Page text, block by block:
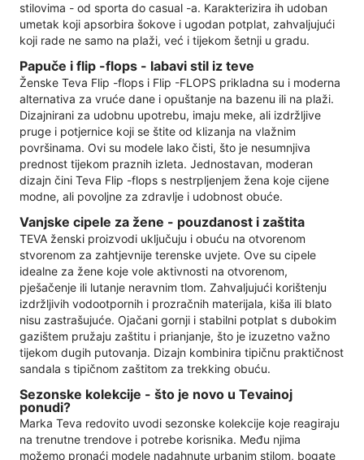
stilovima - od sporta do casual -a. Karakterizira ih udoban
umetak koji apsorbira šokove i ugodan potplat, zahvaljujući
koji rade ne samo na plaži, već i tijekom šetnji u gradu.
Papuče i flip -flops - labavi stil iz teve
Ženske Teva Flip -flops i Flip -FLOPS prikladna su i moderna
alternativa za vruće dane i opuštanje na bazenu ili na plaži.
Dizajnirani za udobnu upotrebu, imaju meke, ali izdržljive
pruge i potjernice koji se štite od klizanja na vlažnim
površinama. Ovi su modele lako čisti, što je nesumnjiva
prednost tijekom praznih izleta. Jednostavan, moderan
dizajn čini Teva Flip -flops s nestrpljenjem žena koje cijene
modne, ali povoljne za zdravlje i udobnost obuće.
Vanjske cipele za žene - pouzdanost i zaštita
TEVA ženski proizvodi uključuju i obuću na otvorenom
stvorenom za zahtjevnije terenske uvjete. Ove su cipele
idealne za žene koje vole aktivnosti na otvorenom,
pješačenje ili lutanje neravnim tlom. Zahvaljujući korištenju
izdržljivih vodootpornih i prozračnih materijala, kiša ili blato
nisu zastrašujuće. Ojačani gornji i stabilni potplat s dubokim
gazištem pružaju zaštitu i prianjanje, što je izuzetno važno
tijekom dugih putovanja. Dizajn kombinira tipičnu praktičnost
sandala s tipičnom zaštitom za trekking obuću.
Sezonske kolekcije - što je novo u Tevainoj
ponudi?
Marka Teva redovito uvodi sezonske kolekcije koje reagiraju
na trenutne trendove i potrebe korisnika. Među njima
možemo pronaći modele nadahnute urbanim stilom, bogate